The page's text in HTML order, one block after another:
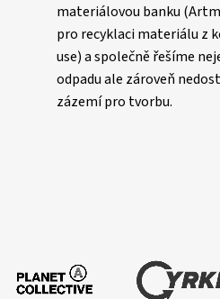
materiálovou banku
pro recyklaci materiálu z
use) a společně řešíme
odpadu ale zároveň
zázemí pro tvorbu.